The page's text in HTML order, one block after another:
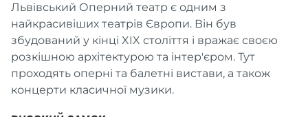
Львівський Оперний театр є одним з
найкрасивіших театрів Європи. Він був
збудований у кінці XIX століття і вражає своєю
розкішною архітектурою та інтер'єром. Тут
проходять оперні та балетні вистави, а також
концерти класичної музики.